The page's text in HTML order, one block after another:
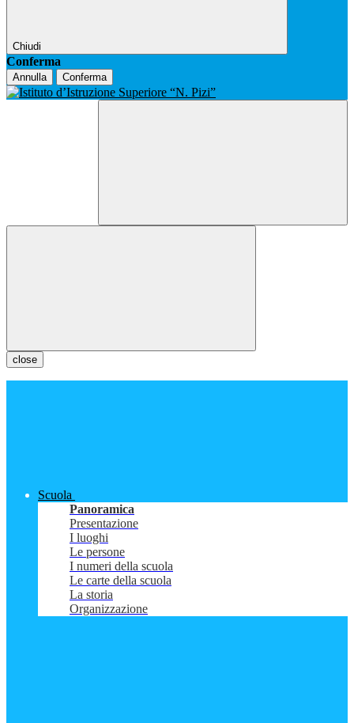
Chiudi
Conferma
Annulla Conferma
close
Scuola
Panoramica
Presentazione
I luoghi
Le persone
I numeri della scuola
Le carte della scuola
La storia
Organizzazione